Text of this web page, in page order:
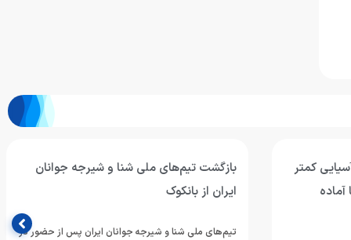
کمتر
بازگشت تیم‌های ملی شنا و شیرجه جوانان
ایران از بانکوک
تیم‌های ملی شنا و شیرجه جوانان ایران پس از حضور در